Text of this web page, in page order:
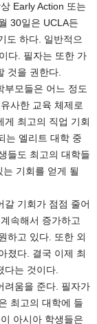
Early Action 또는
30일은 UCLA든
도 하다. 일반적으
다. 필자는 또한 가
것을 권한다.
부모들은 어느 정도
사한 교육 체제로
게 최고의 직업 기회
는 엘리트 대학 중
들도 최고의 대학들
기회를 얻게 될
갈 기회가 점점 줄어
속해서 증가하고
하고 있다. 또한 외
졌다. 결국 이제 최
다는 것이다.
려움을 준다. 필자가
최고의 대학에 들
아시아 학생들은